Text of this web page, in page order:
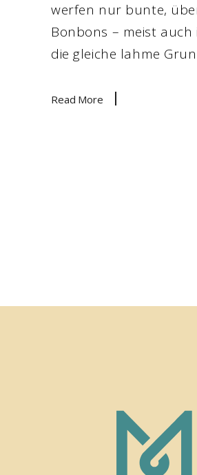
werfen nur bunte,
Bonbons – meist auch
die gleiche lahme
Read More